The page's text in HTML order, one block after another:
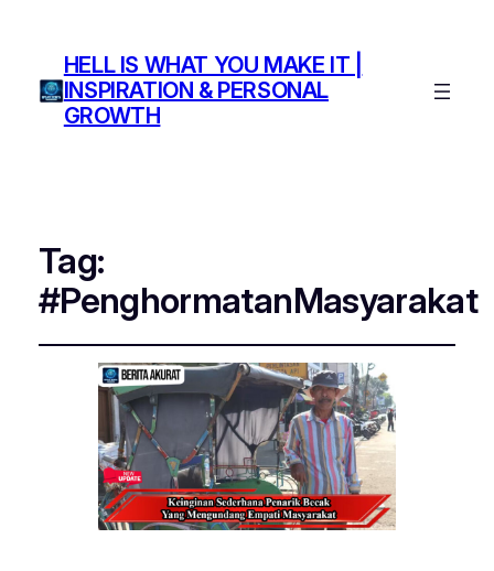
HELL IS WHAT YOU MAKE IT |
INSPIRATION & PERSONAL
GROWTH
Tag:
#PenghormatanMasyarakat